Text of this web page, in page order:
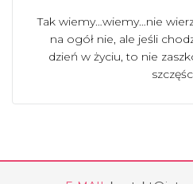
Tak wiemy…wiemy…nie
na ogół nie, ale jeśli
dzień w życiu, to nie